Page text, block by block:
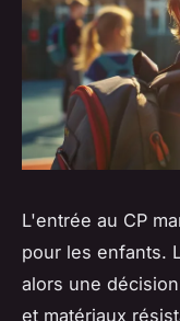
L'entrée au CP
pour les enfants.
alors une
et matériaux